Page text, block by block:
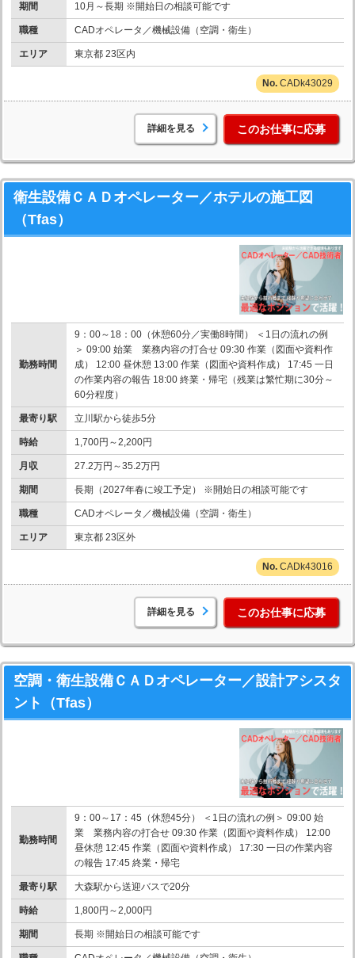
期間 10月～長期 ※開始日の相談可能です
職種 CADオペレータ／機械設備（空調・衛生）
エリア 東京都 23区内
CADk43029
詳細を見る このお仕事に応募
衛生設備ＣＡＤオペレーター／ホテルの施工図
（Tfas）
勤務時間
9：00～18：00（休憩60分／実働8時間） ＜1日の流れの例
＞ 09:00 始業 業務内容の打合せ 09:30 作業（図面や資料作
成） 12:00 昼休憩 13:00 作業（図面や資料作成） 17:45 一日
の作業内容の報告 18:00 終業・帰宅（残業は繁忙期に30分～
60分程度）
最寄り駅 立川駅から徒歩5分
時給 1,700円～2,200円
月収 27.2万円～35.2万円
期間 長期（2027年春に竣工予定） ※開始日の相談可能です
職種 CADオペレータ／機械設備（空調・衛生）
エリア 東京都 23区外
CADk43016
詳細を見る このお仕事に応募
空調・衛生設備ＣＡＤオペレーター／設計アシスタ
ント（Tfas）
勤務時間
9：00～17：45（休憩45分） ＜1日の流れの例＞ 09:00 始
業 業務内容の打合せ 09:30 作業（図面や資料作成） 12:00
昼休憩 12:45 作業（図面や資料作成） 17:30 一日の作業内容
の報告 17:45 終業・帰宅
最寄り駅 大森駅から送迎バスで20分
時給 1,800円～2,000円
期間 長期 ※開始日の相談可能です